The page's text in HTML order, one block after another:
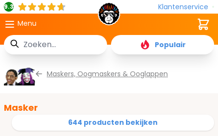
9.3
Klantenservice
Menu
Zoek
Populair
Cart
Maskers, Oogmaskers & Ooglappen
Masker
644 producten bekijken